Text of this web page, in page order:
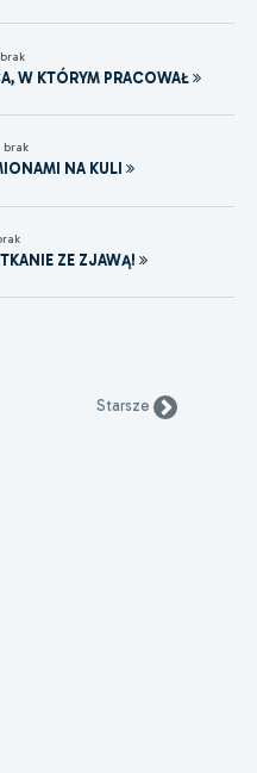
W KTÓRYM PRACOWAŁ
brak
NA KULI
ZE ZJAWĄ!
Starsze